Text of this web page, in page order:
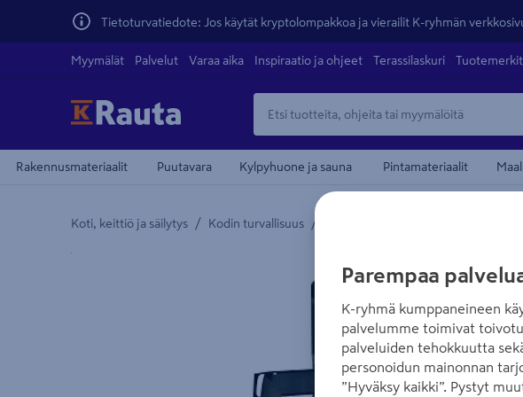
Tietoturvatiedote: Jos käytät kryptolompakkoa ja vierailit K-ryhmän
Myymälät Palvelut Varaa aika Inspiraatio ja ohjeet Terassilaskuri Tuotemerkit
Rakennusmateriaalit Puutavara Kylpyhuone ja sauna Pintamateriaalit
Koti, keittiö ja säilytys / Kodin turvallisuus /
Yksityiskohtainen kuvaus löytyy Tuotteen kuvaus -maamerkistä
Parempaa
K-ryhmä kumppaneineen
palvelumme toimivat
palveluiden tehokkuutta
personoidun mainonnan
”Hyväksy kaikki”. Pystyt